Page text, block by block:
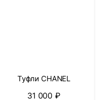
Туфли CHANEL
31 000₽